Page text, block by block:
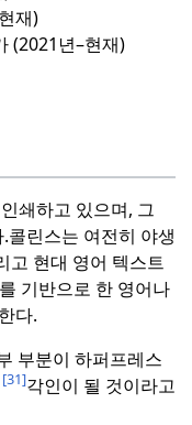
재)
(2021년–현재)
쇄하고 있으며, 그
콜린스는 여전히 야생
고 현대 영어 텍스트
기반으로 한 영어나
다.
부분이 하퍼프레스
[31]각인이 될 것이라고